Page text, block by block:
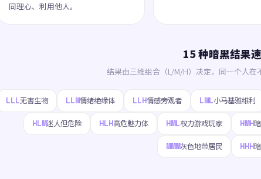
同理心、利用他人。
15 种暗黑结果
结果由三维组合（L/M/H）决定，同一个人在
LLL无害生物 LLM情绪绝缘体 LLH情感旁观者 LML小马基雅维利
HLM迷人但危险 HLH高危魅力体 HML权力游戏玩家 HMH
MMM灰色地带居民 HHH